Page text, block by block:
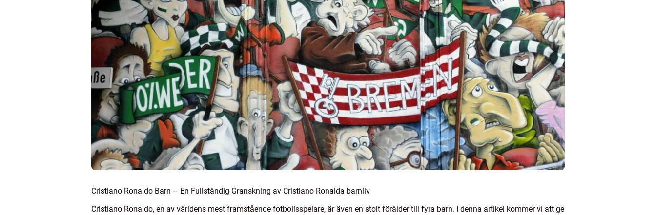
Cristiano Ronaldo Barn – En Fullständig Granskning av Cristiano Ronalda barnliv
Cristiano Ronaldo, en av världens mest framstående fotbollsspelare, är även en stolt förälder till fyra barn. I denna artikel kommer vi att ge